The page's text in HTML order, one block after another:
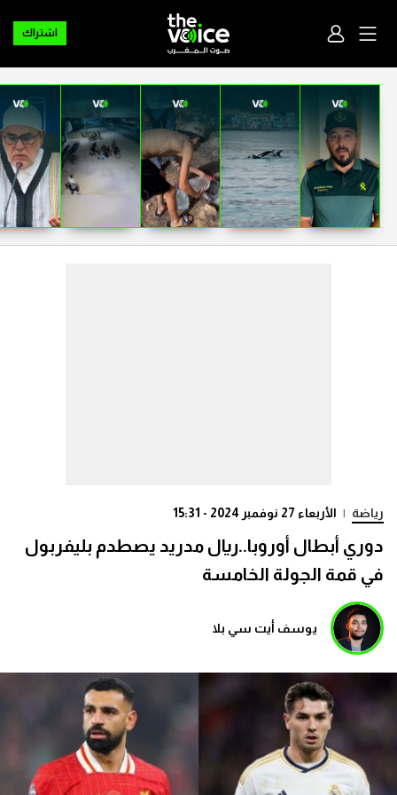
اشتراك
رياضة | الأربعاء 27 نوفمبر 2024 - 15:31
دوري أبطال أوروبا..ريال مدريد يصطدم بليفربول
في قمة الجولة الخامسة
يوسف أيت سي بلا